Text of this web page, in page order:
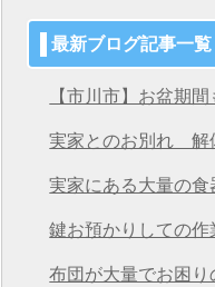
最新ブログ記事一覧
【市川市】お盆期
付け・不用品回収
実家とのお別れ 解
桜サービス市川店
実家にある大量の
想いを次につなげる
鍵お預かりしての
方も安心の遺品整理
布団が大量でお困